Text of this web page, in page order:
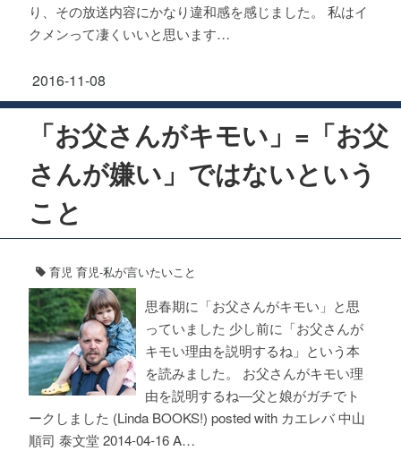
り、その放送内容にかなり違和感を感じました。 私はイ
クメンって凄くいいと思います…
2016-11-08
「お父さんがキモい」=「お父
さんが嫌い」ではないという
こと
育児 育児-私が言いたいこと
思春期に「お父さんがキモい」と思
っていました 少し前に「お父さんが
キモい理由を説明するね」という本
を読みました。 お父さんがキモい理
由を説明するね―父と娘がガチでト
ークしました (Linda BOOKS!) posted with カエレバ 中山
順司 泰文堂 2014-04-16 A…